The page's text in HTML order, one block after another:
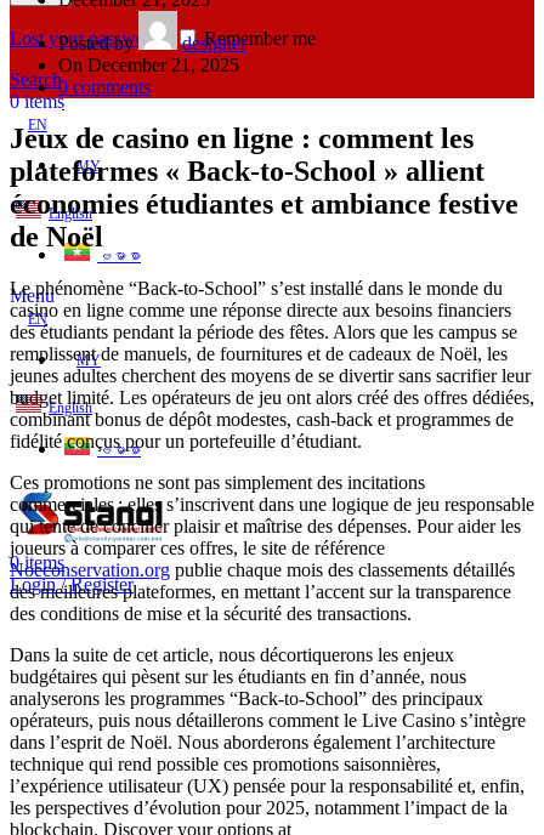
Lost your password?
Remember me
Search
0items
EN
MY
English
ဗမာစာ
Menu
EN
MY
English
ဗမာစာ
0items
Login / Register
Posted by
designer
On December 21, 2025
0 comments
Jeux de casino en ligne : comment les
plateformes « Back‑to‑School » allient
économies étudiantes et ambiance festive
de Noël
Le phénomène “Back‑to‑School” s’est installé dans le monde du
casino en ligne comme une réponse directe aux besoins financiers
des étudiants pendant la période des fêtes. Alors que les campus se
remplissent de manuels, de fournitures et de cadeaux de Noël, les
jeunes adultes cherchent des moyens de se divertir sans sacrifier leur
budget limité. Les opérateurs de jeu ont alors créé des offres dédiées,
combinant bonus de dépôt modestes, cash‑back et programmes de
fidélité conçus pour un portefeuille d’étudiant.
Ces promotions ne sont pas simplement des incitations
commerciales ; elles s’inscrivent dans une logique de jeu responsable
qui tente de concilier plaisir et maîtrise des dépenses. Pour aider les
joueurs à comparer ces offres, le site de référence
Noeconservation.org publie chaque mois des classements détaillés
des meilleures plateformes, en mettant l’accent sur la transparence
des conditions de mise et la sécurité des transactions.
Dans la suite de cet article, nous décortiquerons les enjeux
budgétaires qui pèsent sur les étudiants en fin d’année, nous
analyserons les programmes “Back‑to‑School” des principaux
opérateurs, puis nous détaillerons comment le Live Casino s’intègre
dans l’esprit de Noël. Nous aborderons également l’architecture
technique qui rend possible ces promotions saisonnières,
l’expérience utilisateur (UX) pensée pour la responsabilité et, enfin,
les perspectives d’évolution pour 2025, notamment l’impact de la
blockchain. Discover your options at